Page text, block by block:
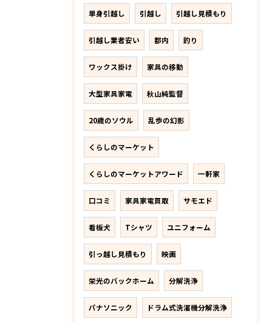
単身引越し 引越し 引越し見積もり
引越し業者安い 都内 釣り
ワックス掛け 家具の移動
大型家具家電 秋山純監督
20歳のソウル 乱歩の幻影
くらしのマーケット
くらしのマーケットアワード 一軒家
口コミ 家具家電買取 サモエド
看板犬 Tシャツ ユニフォーム
引っ越し見積もり 映画
栄光のバックホーム 分解洗浄
パナソニック ドラム式洗濯機分解洗浄